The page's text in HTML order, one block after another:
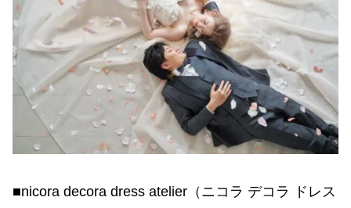
■nicora decora dress atelier（ニコラ デコラ ドレス